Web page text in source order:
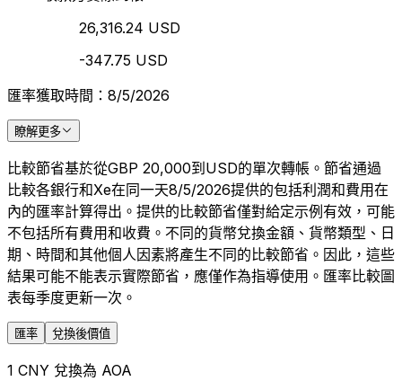
26,316.24 USD
-347.75 USD
匯率獲取時間：8/5/2026
瞭解更多
比較節省基於從GBP 20,000到USD的單次轉帳。節省通過
比較各銀行和Xe在同一天8/5/2026提供的包括利潤和費用在
內的匯率計算得出。提供的比較節省僅對給定示例有效，可能
不包括所有費用和收費。不同的貨幣兌換金額、貨幣類型、日
期、時間和其他個人因素將產生不同的比較節省。因此，這些
結果可能不能表示實際節省，應僅作為指導使用。匯率比較圖
表每季度更新一次。
匯率 兌換後價值
1 CNY 兌換為 AOA